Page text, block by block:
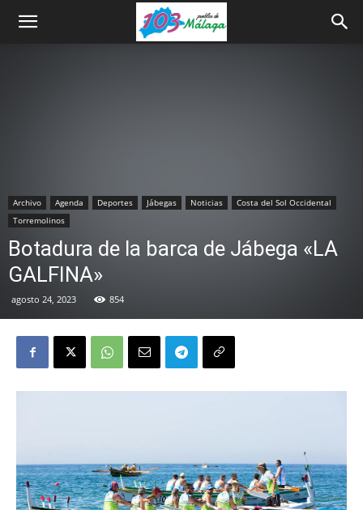
Archivo Agenda Deportes Jábegas Noticias
Costa del Sol Occidental
Torremolinos
Botadura de la barca de Jábega «LA
GALFINA»
agosto 24, 2023 854